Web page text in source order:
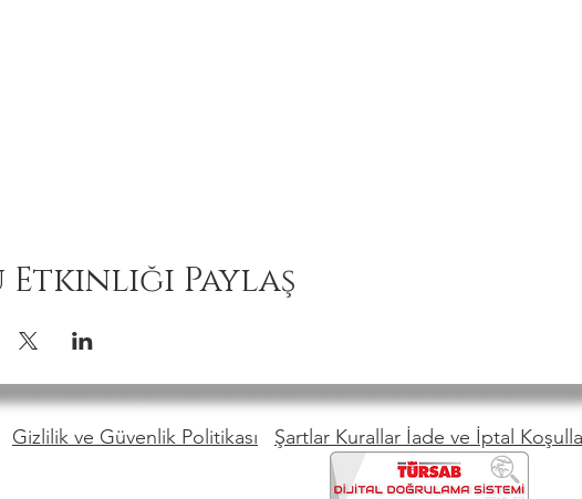
Etkinliği Paylaş
Gizlilik ve Güvenlik Politikası Şartlar Kurallar İade ve İptal